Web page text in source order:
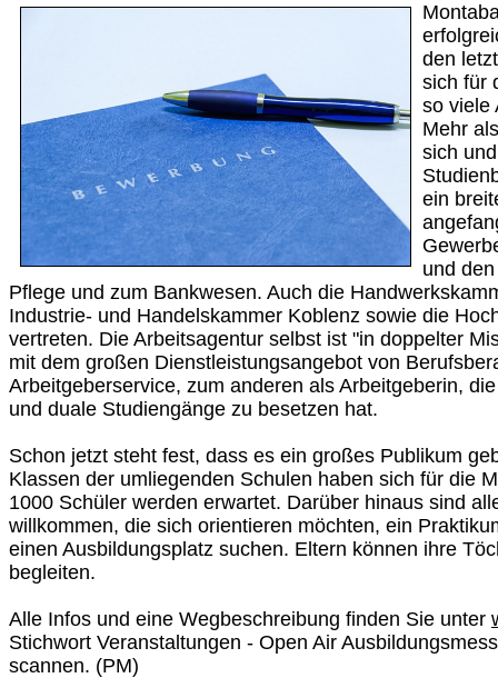
den
sich für
so viele
Mehr
sich
ein
und
Pflege und zum Bankwesen. Auch die
Industrie- und Handelskammer Koblenz sowie die
vertreten. Die Arbeitsagentur selbst ist "in doppelter
mit dem großen Dienstleistungsangebot von
Arbeitgeberservice, zum anderen als Arbeitgeberin,
und duale Studiengänge zu besetzen hat.
Schon jetzt steht fest, dass es ein großes Publikum
Klassen der umliegenden Schulen haben sich für die
1000 Schüler werden erwartet. Darüber hinaus sind
willkommen, die sich orientieren möchten, ein
einen Ausbildungsplatz suchen. Eltern können ihre
begleiten.
Alle Infos und eine Wegbeschreibung finden Sie unter
Stichwort Veranstaltungen - Open Air
scannen. (PM)